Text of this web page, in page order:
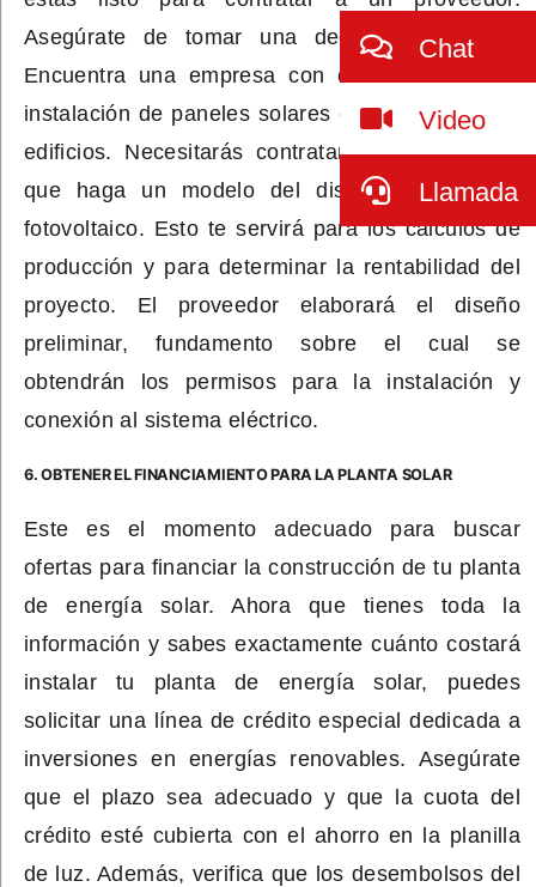
Asegúrate de tomar una decisión informada.
Encuentra una empresa con experiencia en la
instalación de paneles solares en varios tipos de
edificios. Necesitarás contratar a un proveedor
que haga un modelo del diseño del sistema
fotovoltaico. Esto te servirá para los cálculos de
producción y para determinar la rentabilidad del
proyecto. El proveedor elaborará el diseño
preliminar, fundamento sobre el cual se
obtendrán los permisos para la instalación y
conexión al sistema eléctrico.
6. OBTENER EL FINANCIAMIENTO PARA LA PLANTA SOLAR
Este es el momento adecuado para buscar
ofertas para financiar la construcción de tu planta
de energía solar. Ahora que tienes toda la
información y sabes exactamente cuánto costará
instalar tu planta de energía solar, puedes
solicitar una línea de crédito especial dedicada a
inversiones en energías renovables. Asegúrate
que el plazo sea adecuado y que la cuota del
crédito esté cubierta con el ahorro en la planilla
de luz. Además, verifica que los desembolsos del
Chat
Video
Llamada